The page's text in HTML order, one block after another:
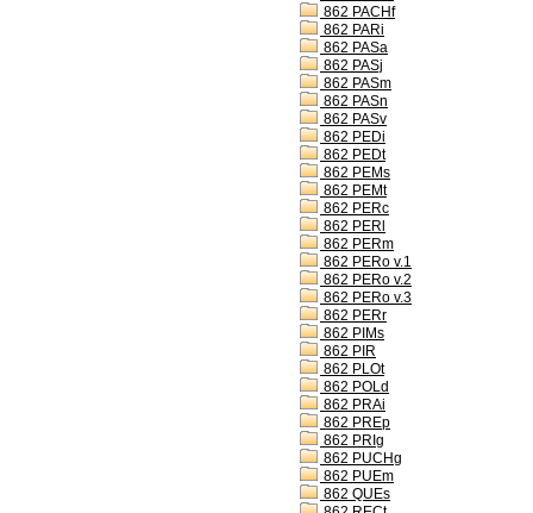
862 PACHf
862 PARi
862 PASa
862 PASj
862 PASm
862 PASn
862 PASv
862 PEDi
862 PEDt
862 PEMs
862 PEMt
862 PERc
862 PERl
862 PERm
862 PERo v.1
862 PERo v.2
862 PERo v.3
862 PERr
862 PIMs
862 PIR
862 PLOt
862 POLd
862 PRAi
862 PREp
862 PRIg
862 PUCHg
862 PUEm
862 QUEs